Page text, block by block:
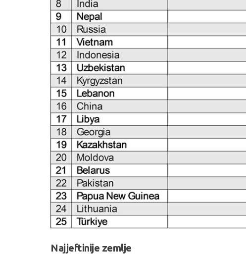
Najjeftinije zemlje